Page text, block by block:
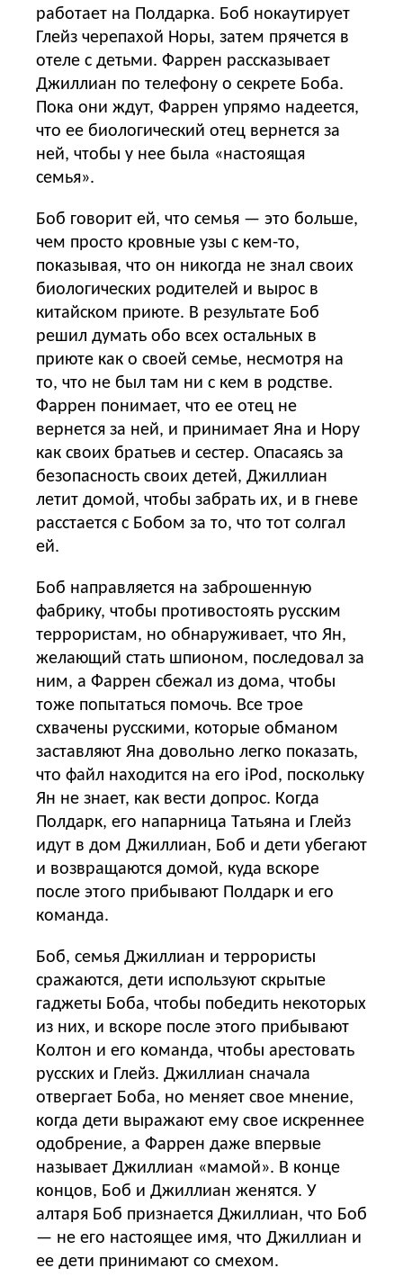
работает на Полдарка. Боб нокаутирует
Глейз черепахой Норы, затем прячется в
отеле с детьми. Фаррен рассказывает
Джиллиан по телефону о секрете Боба.
Пока они ждут, Фаррен упрямо надеется,
что ее биологический отец вернется за
ней, чтобы у нее была «настоящая
семья».
Боб говорит ей, что семья — это больше,
чем просто кровные узы с кем-то,
показывая, что он никогда не знал своих
биологических родителей и вырос в
китайском приюте. В результате Боб
решил думать обо всех остальных в
приюте как о своей семье, несмотря на
то, что не был там ни с кем в родстве.
Фаррен понимает, что ее отец не
вернется за ней, и принимает Яна и Нору
как своих братьев и сестер. Опасаясь за
безопасность своих детей, Джиллиан
летит домой, чтобы забрать их, и в гневе
расстается с Бобом за то, что тот солгал
ей.
Боб направляется на заброшенную
фабрику, чтобы противостоять русским
террористам, но обнаруживает, что Ян,
желающий стать шпионом, последовал за
ним, а Фаррен сбежал из дома, чтобы
тоже попытаться помочь. Все трое
схвачены русскими, которые обманом
заставляют Яна довольно легко показать,
что файл находится на его iPod, поскольку
Ян не знает, как вести допрос. Когда
Полдарк, его напарница Татьяна и Глейз
идут в дом Джиллиан, Боб и дети убегают
и возвращаются домой, куда вскоре
после этого прибывают Полдарк и его
команда.
Боб, семья Джиллиан и террористы
сражаются, дети используют скрытые
гаджеты Боба, чтобы победить некоторых
из них, и вскоре после этого прибывают
Колтон и его команда, чтобы арестовать
русских и Глейз. Джиллиан сначала
отвергает Боба, но меняет свое мнение,
когда дети выражают ему свое искреннее
одобрение, а Фаррен даже впервые
называет Джиллиан «мамой». В конце
концов, Боб и Джиллиан женятся. У
алтаря Боб признается Джиллиан, что Боб
— не его настоящее имя, что Джиллиан и
ее дети принимают со смехом.